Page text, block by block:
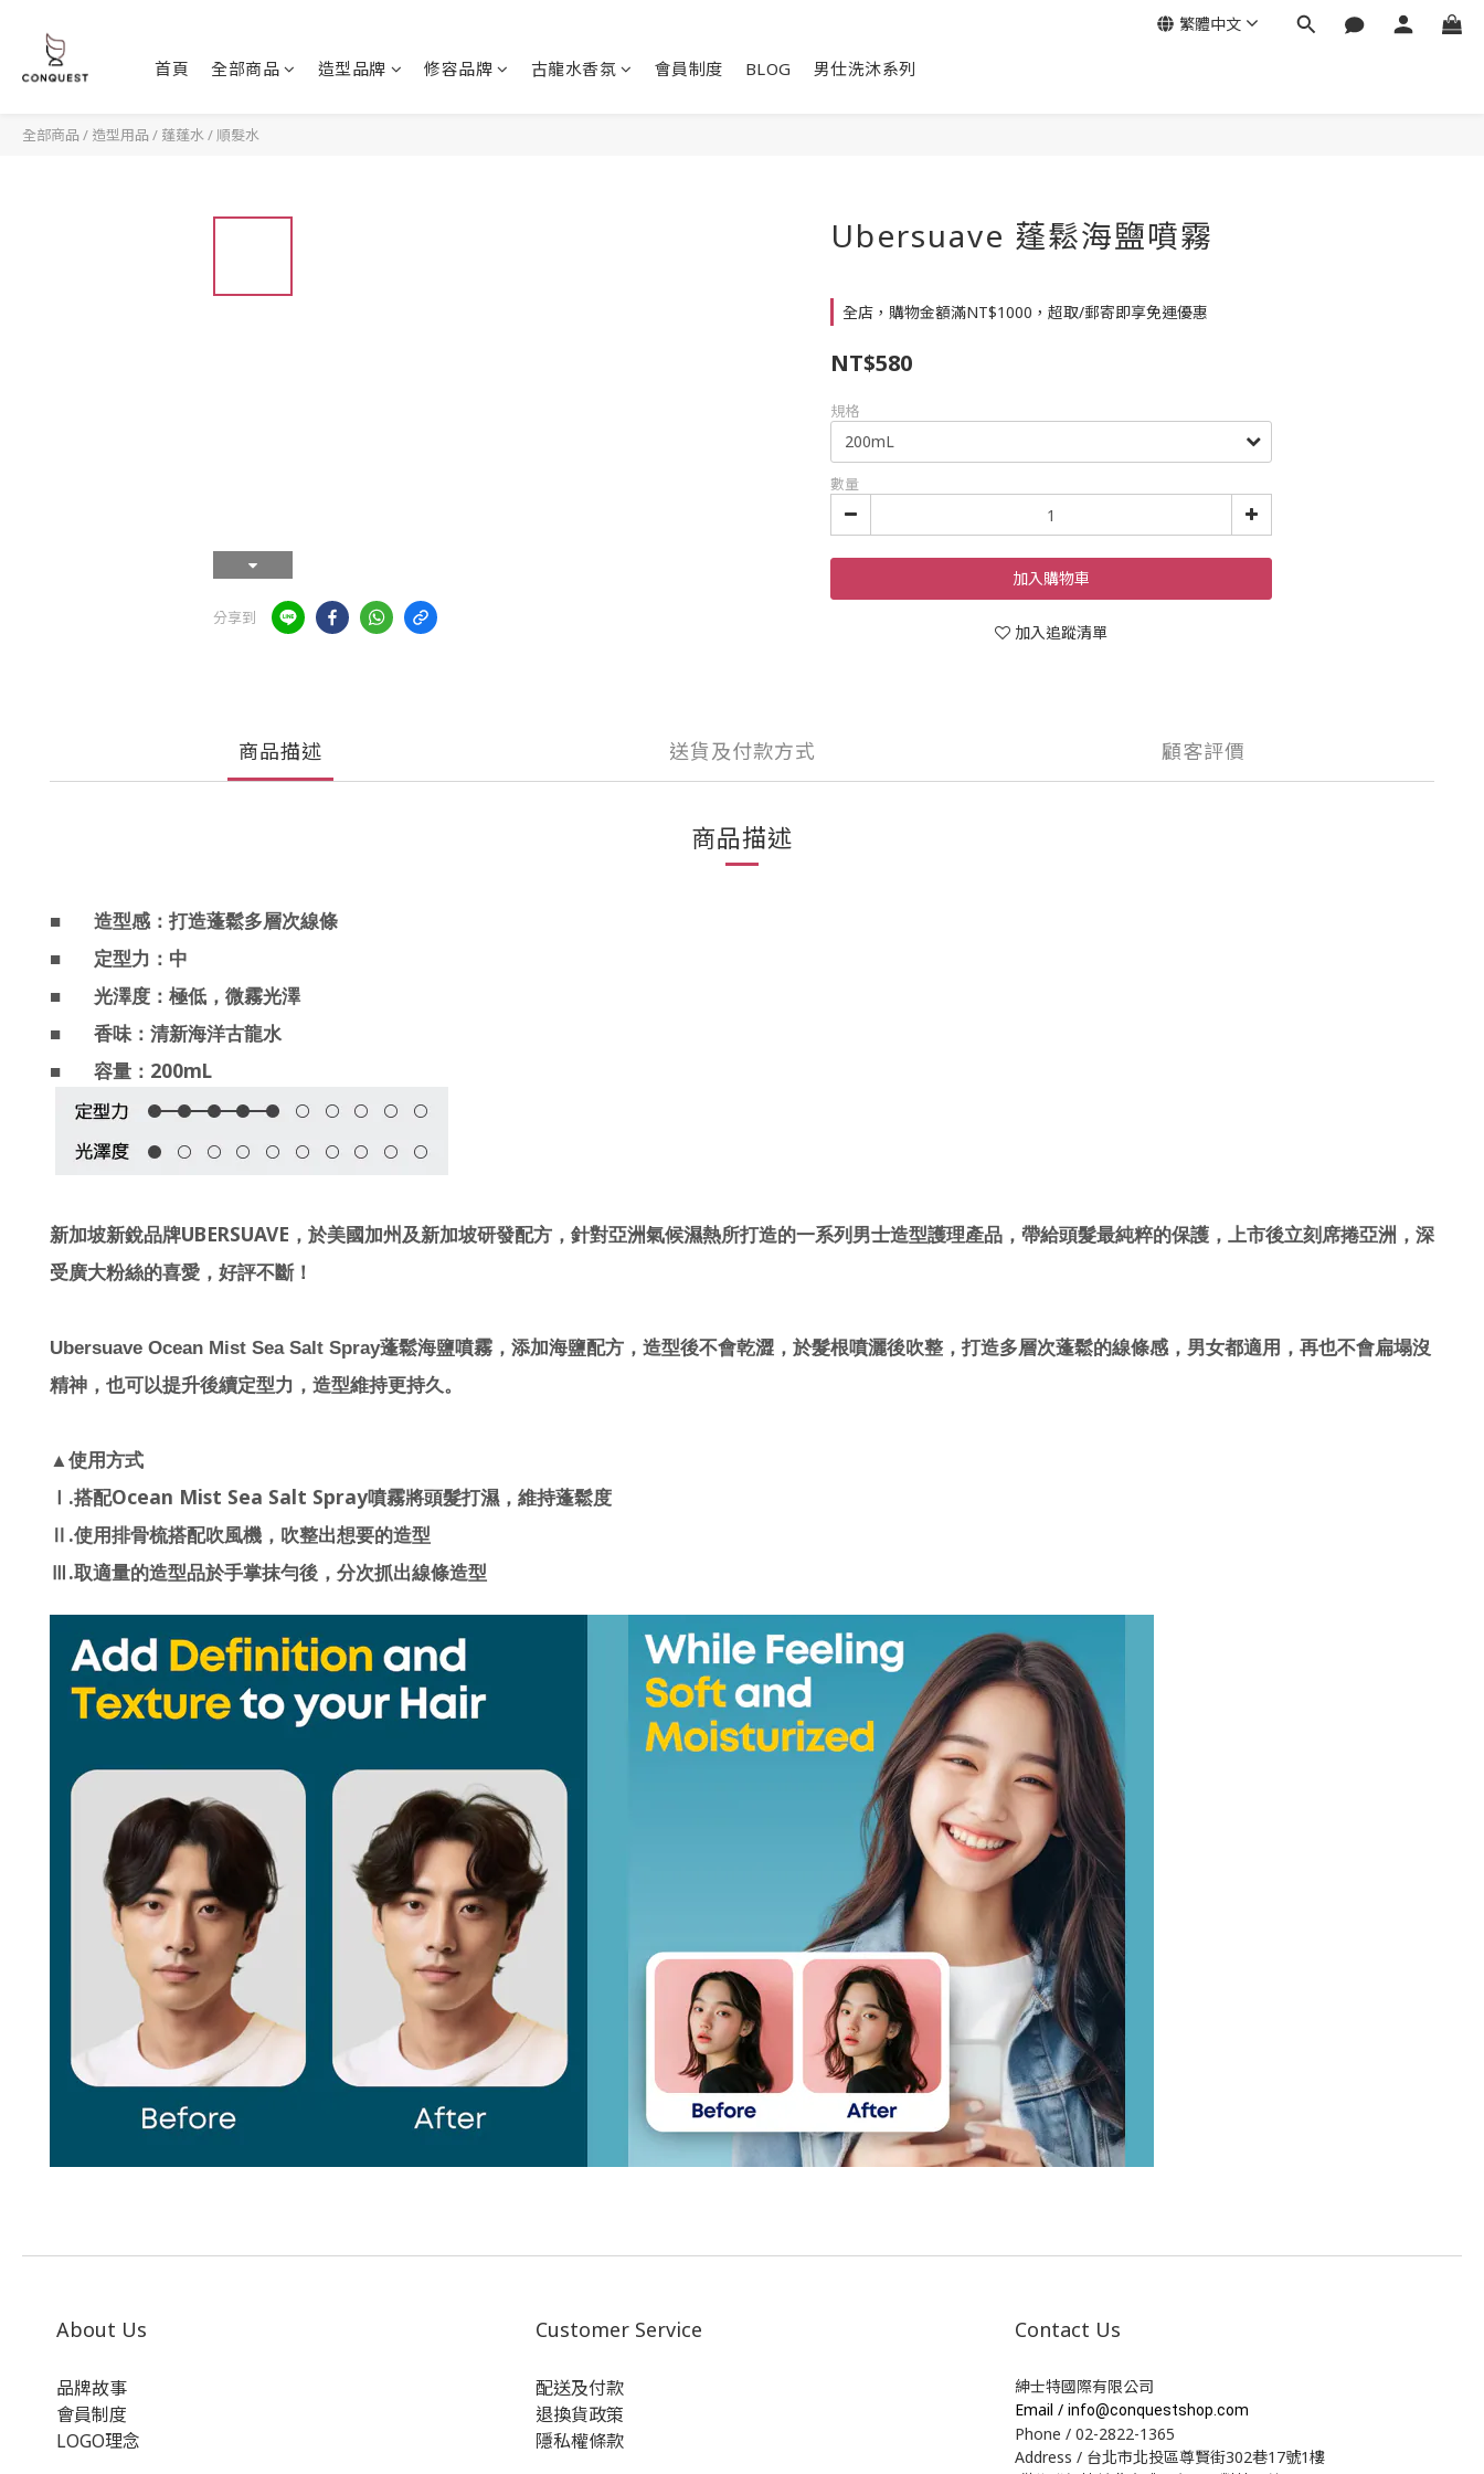
首頁 全部商品 造型品牌 修容品牌 古龍水香氛 會員制度 BLOG 男仕洗沐系列
繁體中文
全部商品 / 造型用品 / 蓬蓬水 / 順髮水
分享到
Ubersuave 蓬鬆海鹽噴霧
全店，購物金額滿NT$1000，超取/郵寄即享免運優惠
NT$580
規格
數量
加入購物車
加入追蹤清單
商品描述 送貨及付款方式 顧客評價
商品描述
■
造型感：打造蓬鬆多層次線條
■
定型力：中
■
光澤度：極低，微霧光澤
■
香味：清新海洋古龍水
■
容量： 200mL
新加坡新銳品牌UBERSUAVE ，於美國加州及新加坡研發配方，針對亞洲氣候濕熱所打造的一系列男士造型護理產品，帶給頭髮最純粹的保護，上市後立刻席捲亞洲，深
受廣大粉絲的喜愛，好評不斷！
Ubersuave Ocean Mist Sea Salt Spray蓬鬆海鹽噴霧，添加海鹽配方，造型後不會乾澀，於髮根噴灑後吹整，打造多層次蓬鬆的線條感，男女都適用，再也不會扁塌沒
精神，也可以提升後續定型力，造型維持更持久。
▲使用方式
.搭配Ocean Mist Sea Salt Spray噴霧將頭髮打濕，維持蓬鬆度
.使用排骨梳搭配吹風機，吹整出想要的造型
Ⅲ .取適量的造型品於手掌抹勻後，分次抓出線條造型
About Us
品牌故事
會員制度
LOGO理念
Customer Service
配送及付款
退換貨政策
隱私權條款
Contact Us
紳士特國際有限公司
Email / info@conquestshop.com
Phone / 02-2822-1365
Address / 台北市北投區尊賢街302巷17號1樓